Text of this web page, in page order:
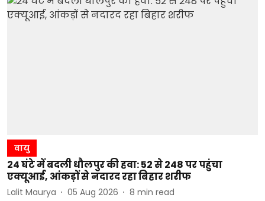
वायु
24 घंटे में बदली धौलपुर की हवा: 52 से 248 पर पहुंचा
एक्यूआई, आंकड़ों से नदारद रहा बिहार शरीफ
Lalit Maurya 05 Aug 2026 8 min read